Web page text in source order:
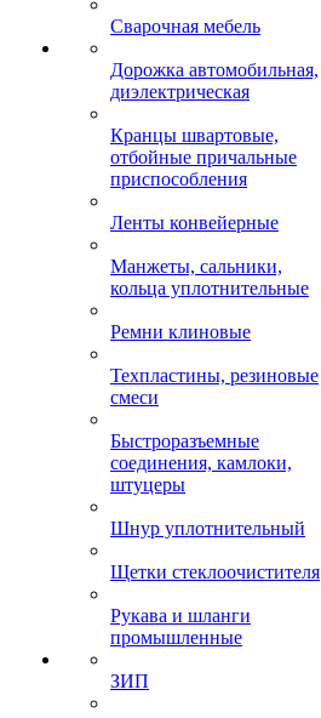
Сварочная мебель
Дорожка автомобильная,
диэлектрическая
Кранцы швартовые,
отбойные причальные
приспособления
Ленты конвейерные
Манжеты, сальники,
кольца уплотнительные
Ремни клиновые
Техпластины, резиновые
смеси
Быстроразъемные
соединения, камлоки,
штуцеры
Шнур уплотнительный
Щетки стеклоочистителя
Рукава и шланги
промышленные
ЗИП